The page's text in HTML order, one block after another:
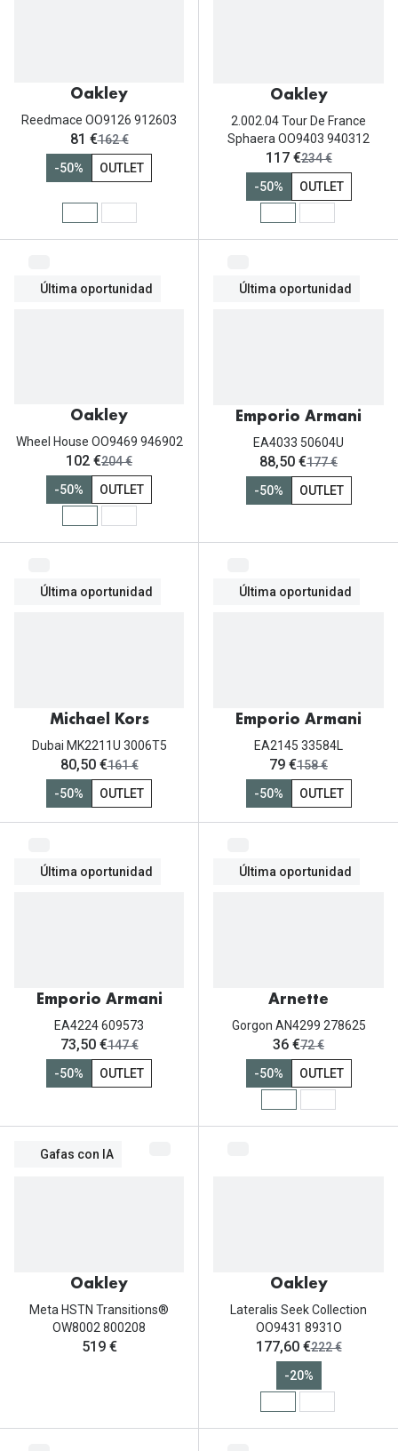
Ray-Ban
Oakley
Versace
Arnette
Ver todas las marcas
Formas y Colores
Gafas de Sol Ojo de Gato - Cat Eye
Gafas de Sol Rojas
Tipos de Gafas de Sol
Cristales Transitions
Guía de gafas para la forma de tu cara
Accesorios
Lentillas
Marcas
Eyexpert
Acuvue
Soflens
Biotrue
Oakley
Reedmace OO9126 912603
ahora:
81 €antes:
162 €
-50%
OUTLET
Oakley
2.002.04 Tour De France
Sphaera OO9403 940312
ahora:
117 €antes:
234 €
-50%
OUTLET
Última oportunidad
Oakley
Wheel House OO9469 946902
ahora:
102 €antes:
204 €
-50%
OUTLET
Última oportunidad
Emporio Armani
EA4033 50604U
ahora:
88,50 €antes:
177 €
-50%
OUTLET
Última oportunidad
Michael Kors
Dubai MK2211U 3006T5
ahora:
80,50 €antes:
161 €
-50%
OUTLET
Última oportunidad
Emporio Armani
EA2145 33584L
ahora:
79 €antes:
158 €
-50%
OUTLET
Última oportunidad
Emporio Armani
EA4224 609573
ahora:
73,50 €antes:
147 €
-50%
OUTLET
Última oportunidad
Arnette
Gorgon AN4299 278625
ahora:
36 €antes:
72 €
-50%
OUTLET
Gafas con IA
Oakley
Meta HSTN Transitions®
OW8002 800208
519 €
Oakley
Lateralis Seek Collection
OO9431 8931O
ahora:
177,60 €antes:
222 €
-20%